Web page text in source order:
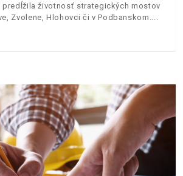
životnosť strategických mostov
Zvolene, Hlohovci či v Podbanskom.